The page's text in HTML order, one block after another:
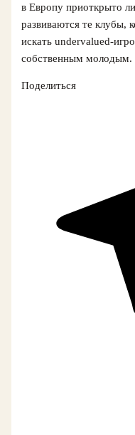
в Европу приоткрыто
развиваются те клубы,
искать undervalued-
собственным молодым.
Поделиться